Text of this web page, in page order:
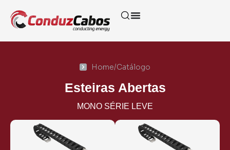
Home/Catálogo
Esteiras Abertas
MONO SÉRIE LEVE